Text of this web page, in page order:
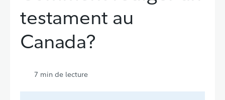
testament au
Canada?
7 min de lecture